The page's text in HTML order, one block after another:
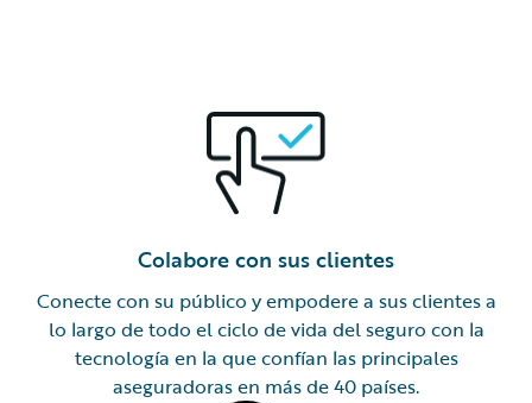
Colabore con sus clientes
Conecte con su público y empodere a sus clientes a
lo largo de todo el ciclo de vida del seguro con la
tecnología en la que confían las principales
aseguradoras en más de 40 países.